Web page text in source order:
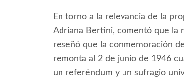
En torno a la relevancia de la
Adriana Bertini, comentó que la
reseñó que la conmemoración
remonta al 2 de junio de 1946
un referéndum y un sufragio